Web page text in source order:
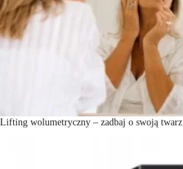
Lifting wolumetryczny – zadbaj o swoją twarz